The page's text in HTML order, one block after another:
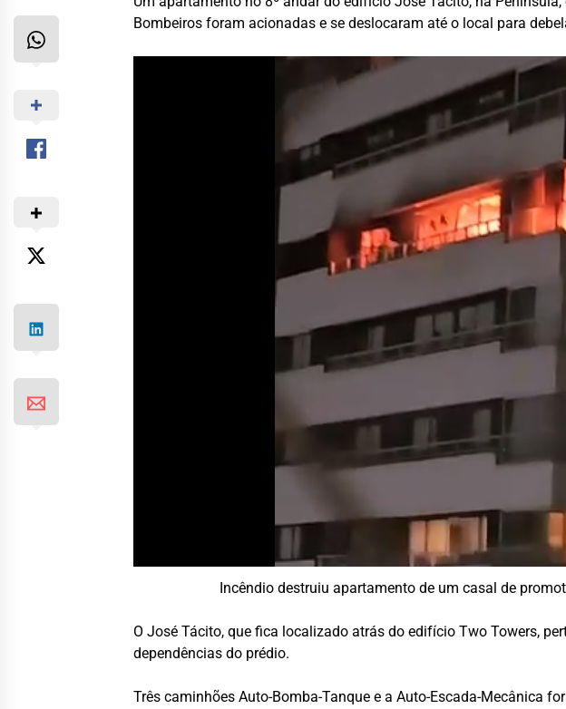
Bombeiros foram acionadas e se deslocaram até o local para
Incêndio destruiu apartamento de um casal de
O José Tácito, que fica localizado atrás do edifício Two Towers,
dependências do prédio.
Três caminhões Auto-Bomba-Tanque e a Auto-Escada-Mecânica